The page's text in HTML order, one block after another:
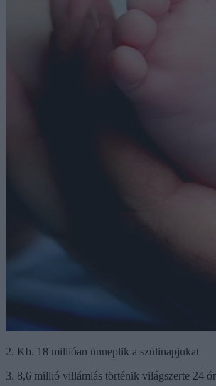
2. Kb. 18 millióan ünneplik a szülinapjukat
3. 8,6 millió villámlás történik világszerte 24